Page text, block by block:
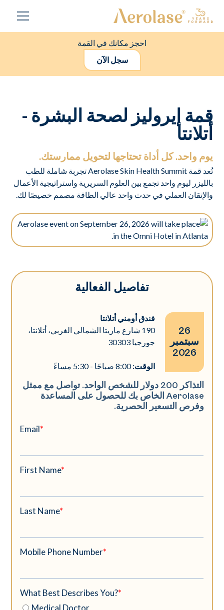
احجز مكانك في القمة
سجل الآن
قمة إيروليز لصحة البشرة -
أتلانتا
يوم واحد. كل أداة تحتاجها لتحويل ممارستك.
تُعد قمة Aerolase Skin Health Summit تجربة شاملة للطب
بالليزر ليوم واحد تجمع بين العلوم السريرية واستراتيجية الأعمال
والإتقان العملي في حدث واحد عالي الطاقة مصمم خصيصًا لك.
تفاصيل الفعالية
26
سبتمبر
2026
فندق أومني أتلانتا
190 شارع ماريتا الشمالي الغربي، أتلانتا،
جورجيا 30303
الوقت:8:00 صباحًا - 5:30 مساءً
التذاكر 200 دولار للشخص الواحد. تواصل مع ممثل
Aerolase الخاص بك للحصول على المساعدة
وفرص التسعير الحصرية.